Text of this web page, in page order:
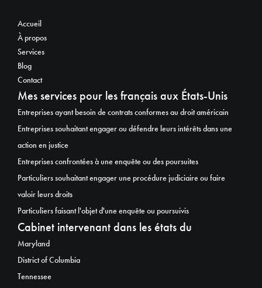
Accueil
À propos
Services
Blog
Contact
Mes services pour les français aux États-Unis
Entreprises ayant besoin de contrats conformes au droit américain
Entreprises souhaitant engager ou défendre leurs intérêts dans une
action en justice
Entreprises confrontées à une enquête ou des poursuites
Particuliers souhaitant engager une procédure judiciaire ou faire
valoir leurs droits
Particuliers faisant l'objet d'une enquête ou poursuivis
Cabinet intervenant dans les états du
Maryland
District of Columbia
Tennessee